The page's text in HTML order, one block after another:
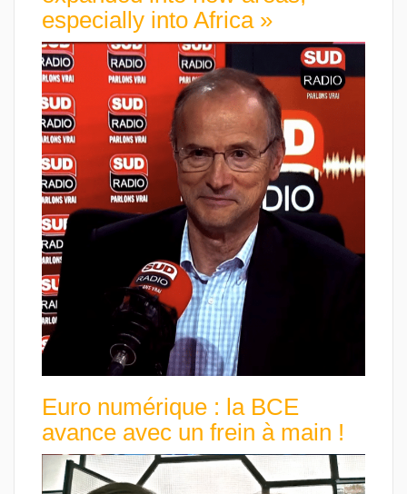
especially into Africa »
Euro numérique : la BCE
avance avec un frein à main !